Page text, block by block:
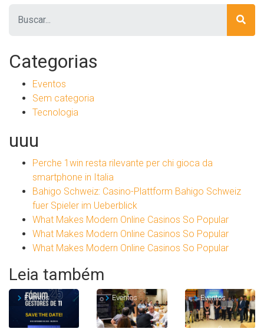
Categorias
Eventos
Sem categoria
Tecnologia
uuu
Perche 1win resta rilevante per chi gioca da
smartphone in Italia
Bahigo Schweiz: Casino-Plattform Bahigo Schweiz
fuer Spieler im Ueberblick
What Makes Modern Online Casinos So Popular
What Makes Modern Online Casinos So Popular
What Makes Modern Online Casinos So Popular
Leia também
Eventos Eventos Eventos